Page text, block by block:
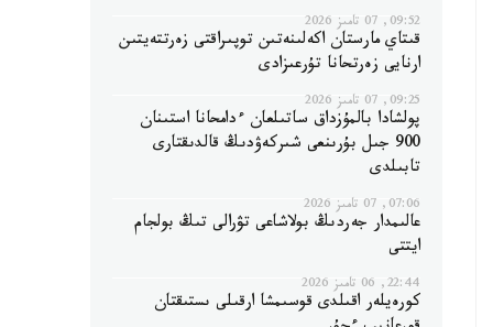
09:52, 07 تامىز 2026
قىتاي مارستان اكەلىنەتىن توپىراقتى زەرتتەيتىن
ارنايى زەرتحانا تۇرعىزادى
09:25, 07 تامىز 2026
پولشادا بالمۇزداق ساتىلعان ءدامحانا استىنان
900 جىل بۇرىنعى شىركەۋدىڭ قالدىقتارى
تابىلدى
07:06, 07 تامىز 2026
عالىمدار جەردىڭ بولاشاعى تۋرالى تىڭ بولجام
ايتتى
22:44, 06 تامىز 2026
كورەيلەر اقىلدى قوسىمشا ارقىلى ىستىقتان